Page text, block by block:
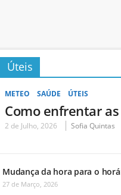
Úteis
METEO SAÚDE ÚTEIS
Como enfrentar
2 de Julho, 2026 Sofia Quintas
Mudança da hora para o
27 de Março, 2026